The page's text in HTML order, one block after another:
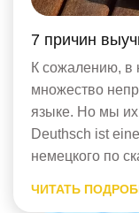
7 причин
К сожалению, в
множество
языке. Но мы
Deuthsch ist
немецкого по
новые
ЧИТАТЬ